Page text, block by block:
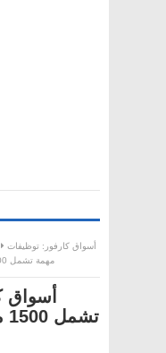
أسواق كارفور: توظيفات
مهمة تشمل 1500 مهن وتخصصات عبر 25 من مدن المملكة
أسواق